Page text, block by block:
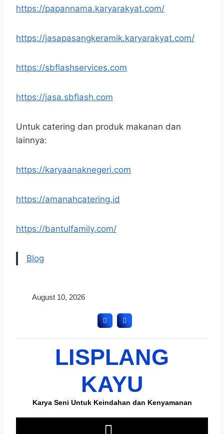
https://papannama.karyarakyat.com/
https://jasapasangkeramik.karyarakyat.com/
https://sbflashservices.com
https://jasa.sbflash.com
Untuk catering dan produk makanan dan
lainnya:
https://karyaanaknegeri.com
https://amanahcatering.id
https://bantulfamily.com/
Blog